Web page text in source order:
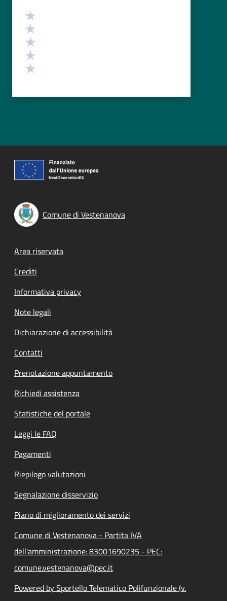
Valutazione
Comune di Vestenanova
Footer menu
Area riservata
Crediti
Informativa privacy
Note legali
Dichiarazione di accessibilità
Contatti
Prenotazione appuntamento
Richiedi assistenza
Statistiche del portale
Leggi le FAQ
Pagamenti
Riepilogo valutazioni
Segnalazione disservizio
Piano di miglioramento dei servizi
Comune di Vestenanova - Partita IVA
dell'amministrazione: 83001690235 - PEC:
comune.vestenanova@pec.it
Powered by Sportello Telematico Polifunzionale (v.